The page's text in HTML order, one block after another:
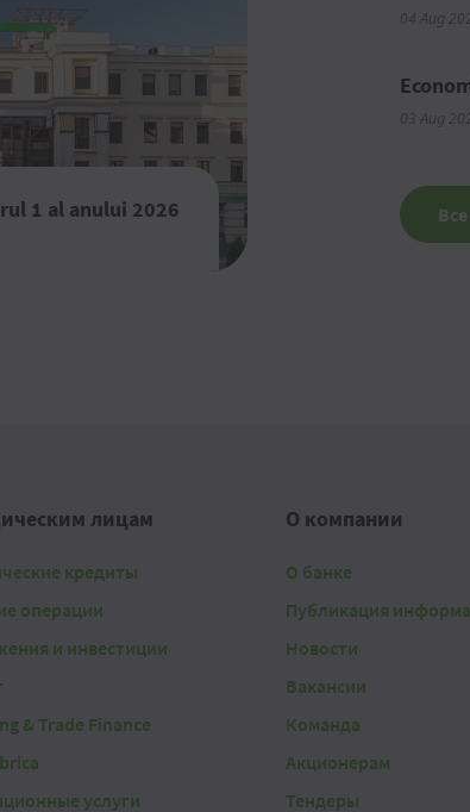
1 al anului 2026
04 Aug
03 Aug
лицам
кредиты
операции
и инвестиции
& Trade Finance
услуги
О компании
О банке
Публикация
Новости
Вакансии
Команда
Акционерам
Тендеры